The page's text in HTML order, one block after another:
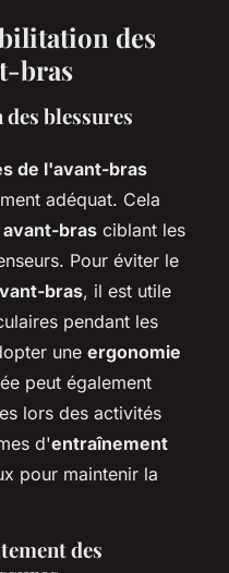
des
bras
blessures
de l'avant-bras
adéquat. Cela
bras ciblant les
Pour éviter le
bras, il est utile
pendant les
une ergonomie
peut également
lors des activités
d'entraînement
pour maintenir la
des